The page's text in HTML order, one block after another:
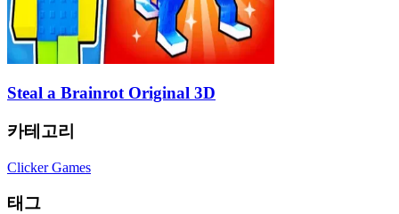
Steal a Brainrot Original 3D
카테고리
Clicker Games
태그